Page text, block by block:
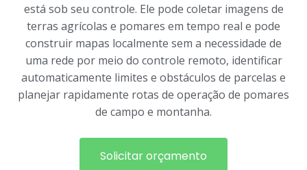
está sob seu controle. Ele pode coletar imagens de
terras agrícolas e pomares em tempo real e pode
construir mapas localmente sem a necessidade de
uma rede por meio do controle remoto, identificar
automaticamente limites e obstáculos de parcelas e
planejar rapidamente rotas de operação de pomares
de campo e montanha.
Solicitar orçamento